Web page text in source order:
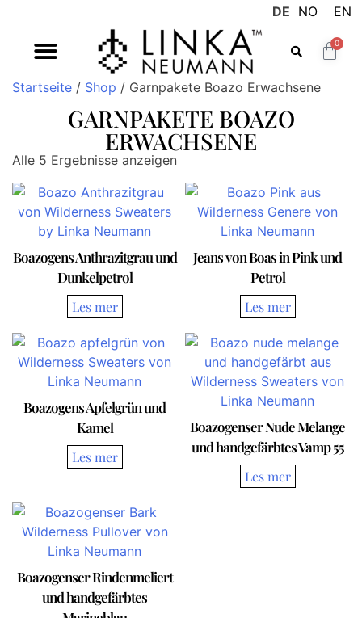
DE NO EN
0
Startseite / Shop / Garnpakete Boazo Erwachsene
GARNPAKETE BOAZO
ERWACHSENE
Alle 5 Ergebnisse anzeigen
Boazogens Anthrazitgrau und
Dunkelpetrol
Jeans von Boas in Pink und
Petrol
Boazogens Apfelgrün und
Kamel
Boazogenser Nude Melange
und handgefärbtes Vamp 55
Boazogenser Rindenmeliert
und handgefärbtes